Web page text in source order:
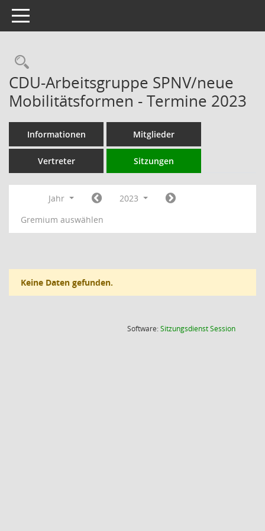
Toggle navigation
Rechercheauswahl
CDU-Arbeitsgruppe SPNV/neue
Mobilitätsformen - Termine 2023
Informationen Mitglieder
Vertreter Sitzungen
Jahr
2023
Gremium auswählen
Keine Daten gefunden.
Software:SitzungsdienstSession(Wird in